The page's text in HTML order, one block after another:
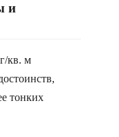
и
кв. м
тонких